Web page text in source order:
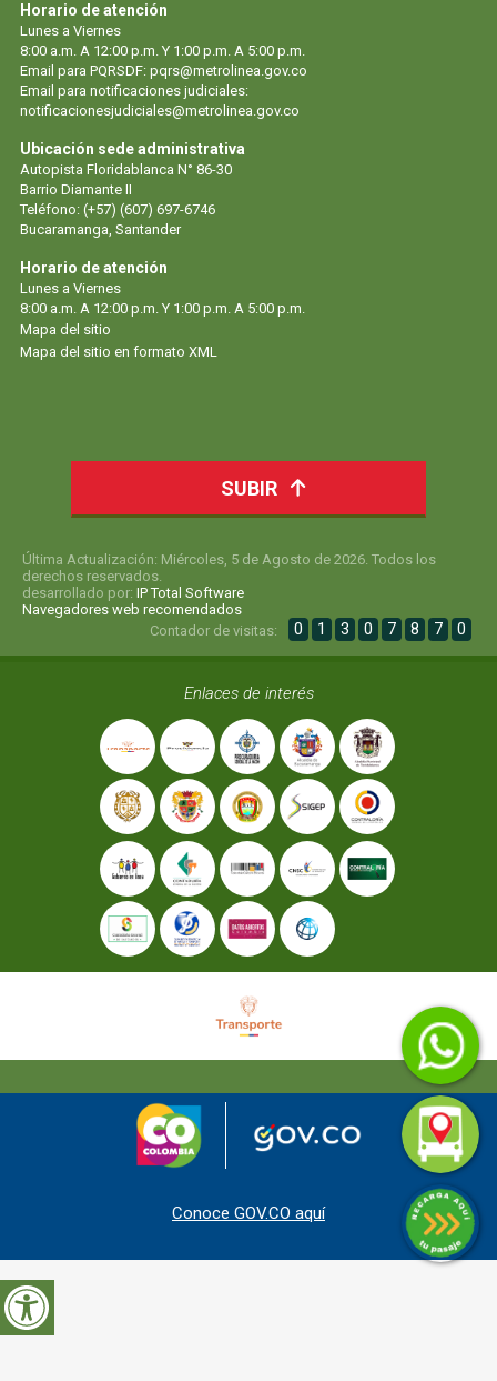
Horario de atención
Lunes a Viernes
8:00 a.m. A 12:00 p.m. Y 1:00 p.m. A 5:00 p.m.
Email para PQRSDF: pqrs@metrolinea.gov.co
Email para notificaciones judiciales:
notificacionesjudiciales@metrolinea.gov.co
Ubicación sede administrativa
Autopista Floridablanca N° 86-30
Barrio Diamante II
Teléfono: (+57) (607) 697-6746
Bucaramanga, Santander
Horario de atención
Lunes a Viernes
8:00 a.m. A 12:00 p.m. Y 1:00 p.m. A 5:00 p.m.
Mapa del sitio
Mapa del sitio en formato XML
SUBIR
Última Actualización: Miércoles, 5 de Agosto de 2026. Todos los
derechos reservados.
desarrollado por: IP Total Software
Navegadores web recomendados
Contador de visitas:
0 1 3 0 7 8 7 0
Enlaces de interés
Conoce GOV.CO aquí